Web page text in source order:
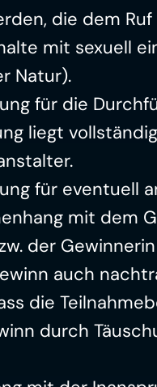
die dem Ruf
mit sexuell
Natur).
für die
liegt
für eventuell
mit dem
der
auch
die
durch